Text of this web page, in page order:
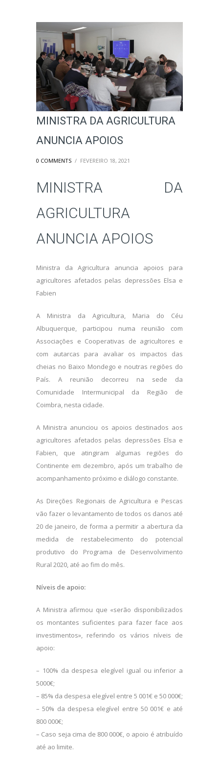
MINISTRA DA AGRICULTURA
ANUNCIA APOIOS
0 COMMENTS / FEVEREIRO 18, 2021
MINISTRA DA
AGRICULTURA
ANUNCIA APOIOS
Ministra da Agricultura anuncia apoios para
agricultores afetados pelas depressões Elsa e
Fabien
A Ministra da Agricultura, Maria do Céu
Albuquerque, participou numa reunião com
Associações e Cooperativas de agricultores e
com autarcas para avaliar os impactos das
cheias no Baixo Mondego e noutras regiões do
País. A reunião decorreu na sede da
Comunidade Intermunicipal da Região de
Coimbra, nesta cidade.
A Ministra anunciou os apoios destinados aos
agricultores afetados pelas depressões Elsa e
Fabien, que atingiram algumas regiões do
Continente em dezembro, após um trabalho de
acompanhamento próximo e diálogo constante.
As Direções Regionais de Agricultura e Pescas
vão fazer o levantamento de todos os danos até
20 de janeiro, de forma a permitir a abertura da
medida de restabelecimento do potencial
produtivo do Programa de Desenvolvimento
Rural 2020, até ao fim do mês.
Níveis de apoio:
A Ministra afirmou que «serão disponibilizados
os montantes suficientes para fazer face aos
investimentos», referindo os vários níveis de
apoio:
– 100% da despesa elegível igual ou inferior a
5000€;
– 85% da despesa elegível entre 5 001€ e 50 000€;
– 50% da despesa elegível entre 50 001€ e até
800 000€;
– Caso seja cima de 800 000€, o apoio é atribuído
até ao limite.